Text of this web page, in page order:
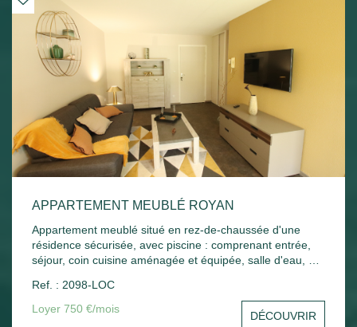
APPARTEMENT MEUBLÉ ROYAN
Appartement meublé situé en rez-de-chaussée d'une
résidence sécurisée, avec piscine : comprenant entrée,
séjour, coin cuisine aménagée et équipée, salle d'eau, wc,
Chauffage électrique.
Ref. : 2098-LOC
Loyer 750 €/mois
DÉCOUVRIR